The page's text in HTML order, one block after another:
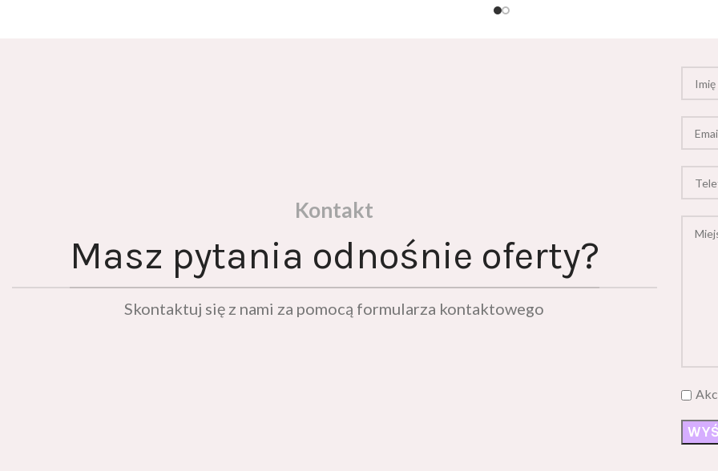
Kontakt
Masz pytania odnośnie oferty?
Skontaktuj się z nami za pomocą formularza kontaktowego